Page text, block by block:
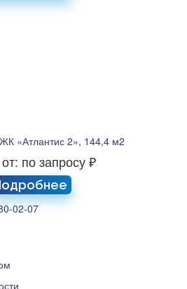
«Атлантис 2», 144,4 м2
по запросу ₽
02-07